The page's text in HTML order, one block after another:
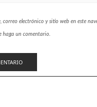
correo electrónico y sitio web en este
haga un comentario.